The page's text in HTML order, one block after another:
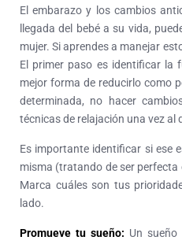
El embarazo y los cambios
llegada del bebé a su vida,
mujer. Si aprendes a manejar
El primer paso es identificar la
mejor forma de reducirlo como
determinada, no hacer
técnicas de relajación una vez al
Es importante identificar si ese
misma (tratando de ser
Marca cuáles son tus
lado.
Promueve tu sueño: Un